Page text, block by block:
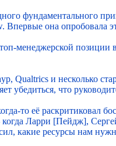
фундаментального
она опробовала
менеджерской позиции в
Qualtrics и несколько
убедиться, что
то её раскритиковал
Ларри [Пейдж],
какие ресурсы нам